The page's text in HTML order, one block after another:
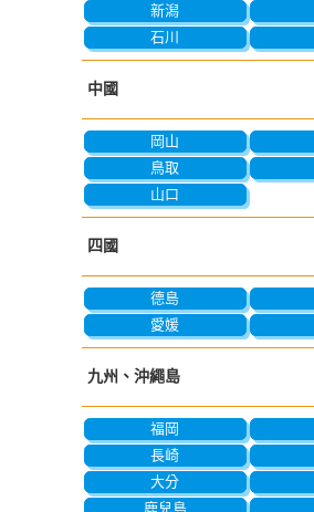
新潟
石川
中國
岡山
鳥取
山口
四國
德島
愛媛
九州、沖繩島
福岡
長崎
大分
鹿兒島